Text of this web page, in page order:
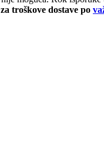
troškove dostave po